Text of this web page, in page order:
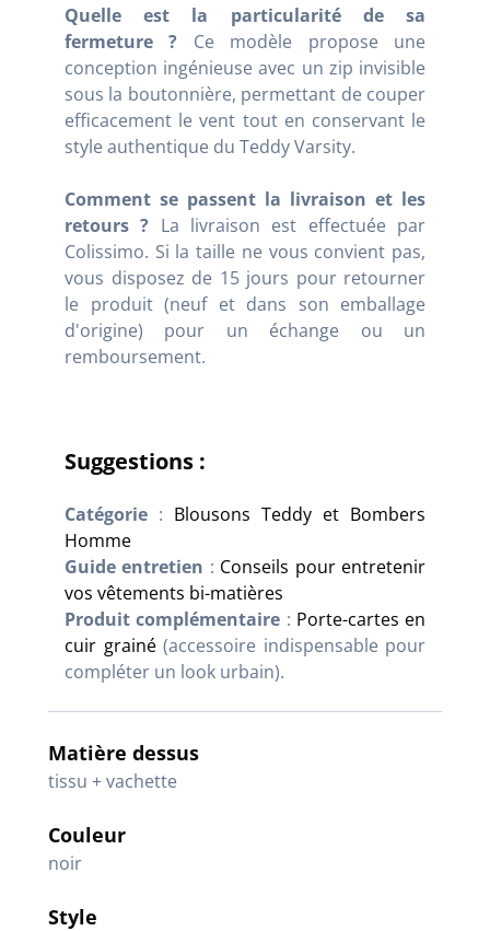
Quelle est la particularité de sa
fermeture ? Ce modèle propose une
conception ingénieuse avec un zip invisible
sous la boutonnière, permettant de couper
efficacement le vent tout en conservant le
style authentique du Teddy Varsity.
Comment se passent la livraison et les
retours ? La livraison est effectuée par
Colissimo. Si la taille ne vous convient pas,
vous disposez de 15 jours pour retourner
le produit (neuf et dans son emballage
d'origine) pour un échange ou un
remboursement.
Suggestions :
Catégorie : Blousons Teddy et Bombers
Homme
Guide entretien : Conseils pour entretenir
vos vêtements bi-matières
Produit complémentaire : Porte-cartes en
cuir grainé(accessoire indispensable pour
compléter un look urbain).
Matière dessus
tissu + vachette
Couleur
noir
Style